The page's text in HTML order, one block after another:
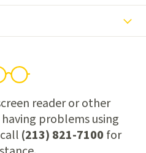
reader or other
problems using
(213) 821-7100for